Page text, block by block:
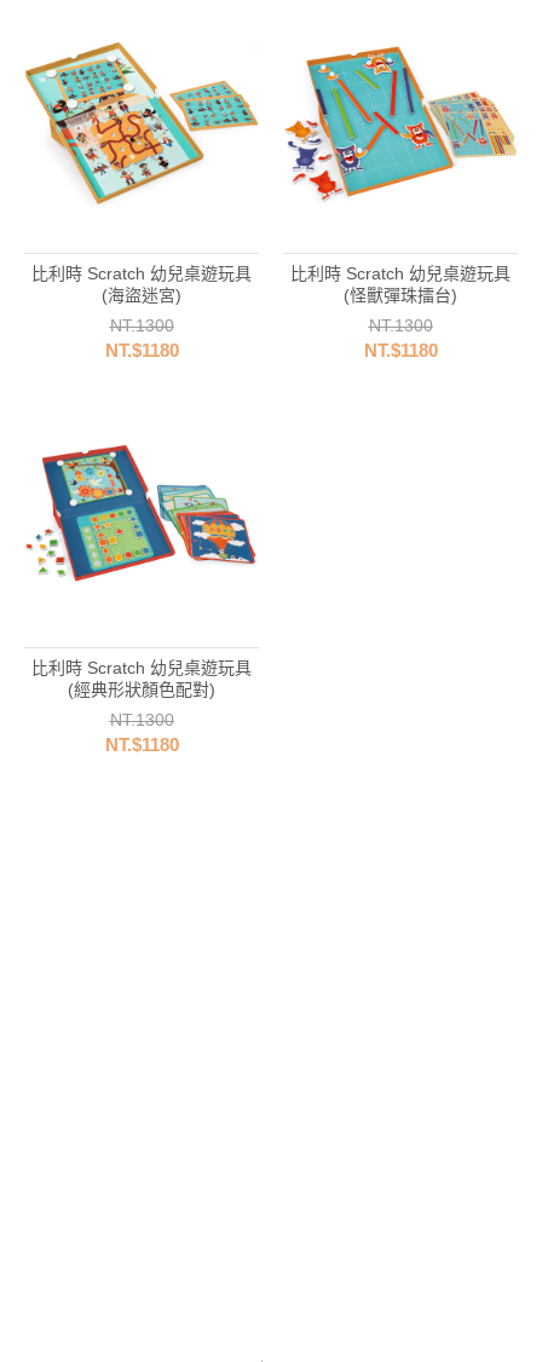
比利時 Scratch 幼兒桌遊玩具
(海盜迷宮)
NT.1300
NT.$1180
比利時 Scratch 幼兒桌遊玩具
(怪獸彈珠擂台)
NT.1300
NT.$1180
比利時 Scratch 幼兒桌遊玩具
(經典形狀顏色配對)
NT.1300
NT.$1180